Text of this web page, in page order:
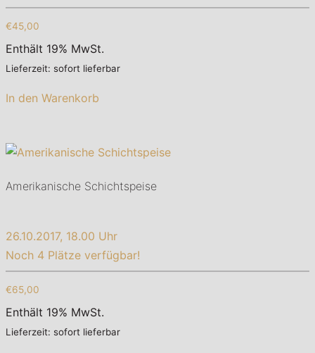
€45,00
Enthält 19% MwSt.
Lieferzeit: sofort lieferbar
In den Warenkorb
Amerikanische Schichtspeise
26.10.2017, 18.00 Uhr
Noch 4 Plätze verfügbar!
€65,00
Enthält 19% MwSt.
Lieferzeit: sofort lieferbar